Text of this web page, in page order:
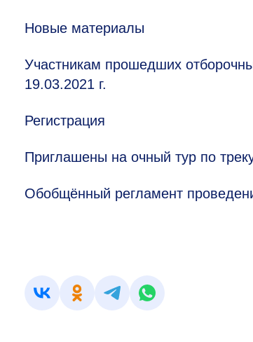
Новые материалы
Участникам прошедших
19.03.2021 г.
Регистрация
Приглашены на очный тур по
Обобщённый регламент